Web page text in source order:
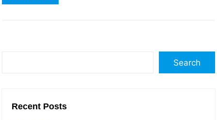
d
Search
Recent Posts